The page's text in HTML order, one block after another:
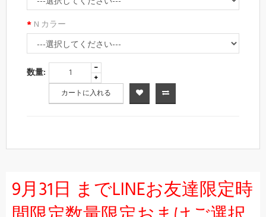
N カラー
数量:
カートに入れる
9月31日 までLINEお友達限定時